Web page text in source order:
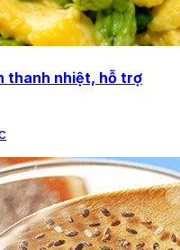
thanh nhiệt, hỗ trợ